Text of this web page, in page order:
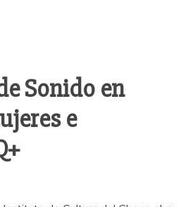
Sonido en
e